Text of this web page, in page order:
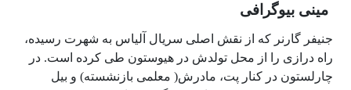
مینی بیوگرافی
جنیفر گارنر که از نقش اصلی سریال آلیاس به شهرت رسیده،
راه درازی را از محل تولدش در هیوستون طی کرده است. در
چارلستون در کنار پت، مادرش( معلمی بازنشسته) و بیل